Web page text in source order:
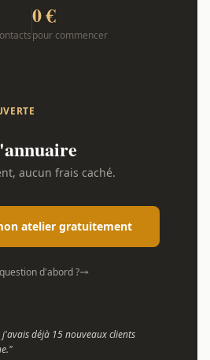
0 €
pour commencer
aucun frais caché.
atelier gratuitement
d'abord ?
j'avais déjà 15 nouveaux clients